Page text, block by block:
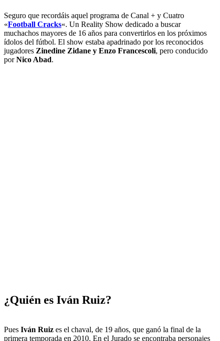
Seguro que recordáis aquel programa de Canal + y Cuatro
«Football Cracks«. Un Reality Show dedicado a buscar
muchachos mayores de 16 años para convertirlos en los próximos
ídolos del fútbol.​ El show estaba apadrinado por los reconocidos
jugadores Zinedine Zidane y Enzo Francescoli, pero conducido
porNico Abad.
¿Quién es Iván Ruiz?
Pues Iván Ruiz es el chaval, de 19 años, que ganó la final de la
primera temporada en 2010. En el Jurado se encontraba personajes